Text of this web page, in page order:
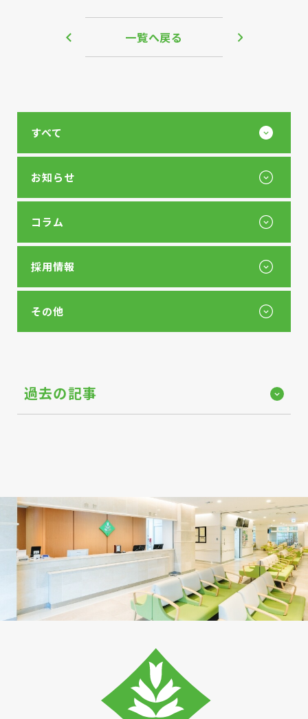
一覧へ戻る
すべて
お知らせ
コラム
採用情報
その他
過去の記事